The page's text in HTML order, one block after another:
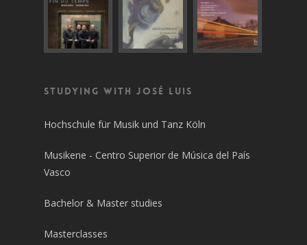
Studying with José Luis
Hochschule für Musik und Tanz Köln
Musikene - Centro Superior de Música del País
Vasco
Bachelor & Master studies
Masterclasses